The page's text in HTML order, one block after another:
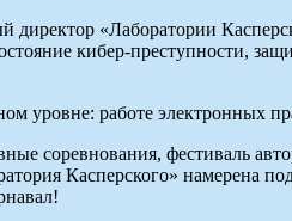
«Лаборатории
кибер-преступности,
работе электронных
соревнования, фестиваль
Касперского» намерена